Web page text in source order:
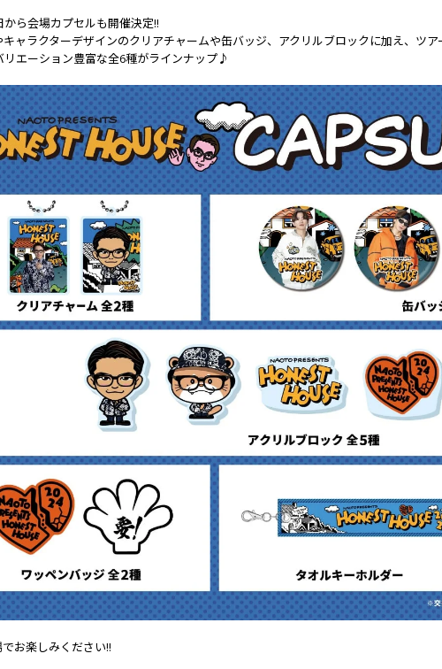
から会場カプセルも開催決定!!
キャラクターデザインのクリアチャームや缶バッジ、アクリルブロックに加え、ツ
リエーション豊富な全6種がラインナップ♪
でお楽しみください!!